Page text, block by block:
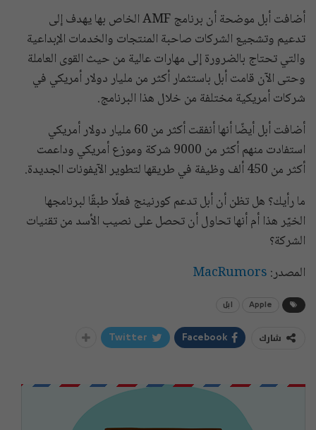
أضافت أبل موضحة أن برنامج AMF الخاص بها يهدف إلى
تدعيم وتشجيع الشركات صاحبة المنتجات والخدمات الإبداعية
والتي تحتاج بالضرورة إلى مهارات عالية من حيث القوى العاملة
وحتى الآن قامت أبل باستثمار أكثر من مليار دولار أمريكي في
شركات أمريكية مختلفة من خلال هذا البرنامج.
أضافت أبل أيضًا أنها أنفقت أكثر من 60 مليار دولار أمريكي
استفادت منهم أكثر من 9000 شركة وموزع أمريكي وداعمت
أكثر من 450 ألف وظيفة في طريقها لتطوير الآيفونات الجديدة.
ما رأيك؟ هل تظن أن أبل تدعم كورنينج فعلًا طبقًا لبرنامجها
الخيّر هذا أم أنها تحاول أن تحصل على نصيب الأسد من تقنيات
الشركة؟
المصدر: MacRumors
Apple ابل
شارك Facebook
Twitter